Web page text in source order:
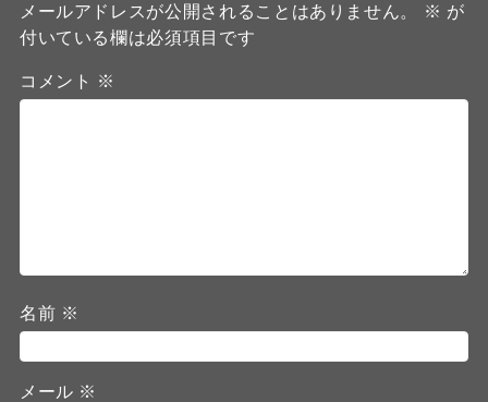
メールアドレスが公開されることはありません。 ※ が
付いている欄は必須項目です
コメント ※
名前 ※
メール ※